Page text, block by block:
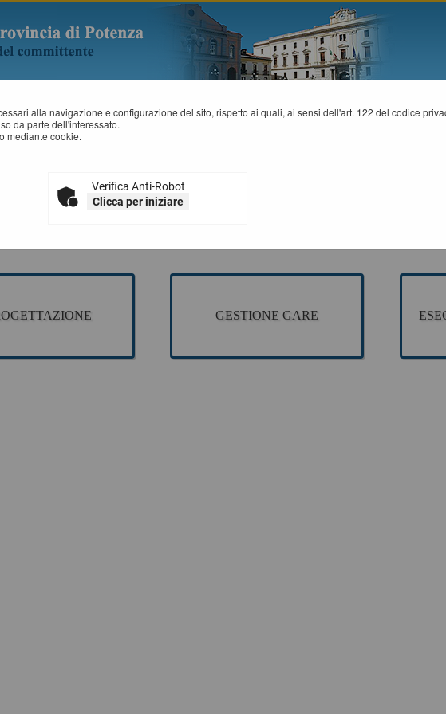
SA
alla navigazione e configurazione del sito, rispetto ai quali, ai sensi dell'art. 122 del codice
da parte dell'interessato.
mediante cookie.
Verifica Anti-Robot
Clicca per iniziare
è dedicata agli applicativi per la gestione della fase di progettazione di un appalto pubblico di Lavori,
fase a evidenza pubblica ed esecuzione del contratto.
presenti sono ad uso esclusivo dell'Ente.
GESTIONE GARE